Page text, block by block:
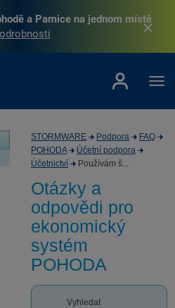
a Pamice na jednom místě
STORMWARE Podpora
FAQ
POHODA
Účetní podpora
Účetnictví
Používám š...
Otázky a
odpovědi pro
ekonomický
systém
POHODA
Vyhledat